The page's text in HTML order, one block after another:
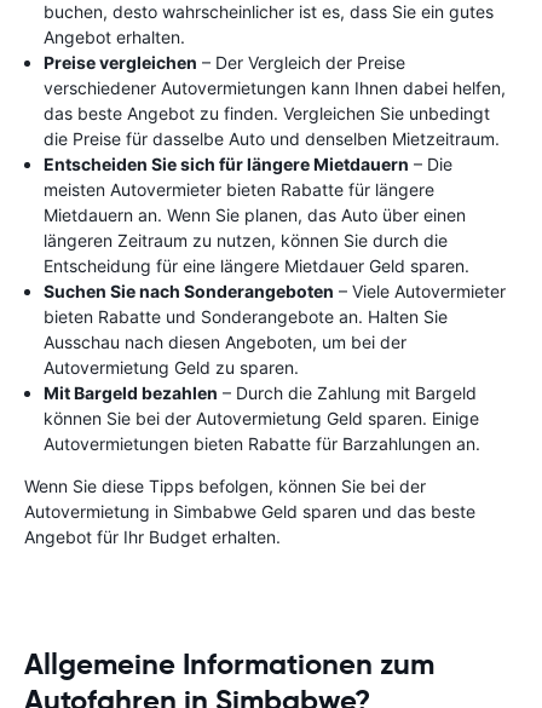
buchen, desto wahrscheinlicher ist es, dass Sie ein gutes
Angebot erhalten.
Preise vergleichen – Der Vergleich der Preise
verschiedener Autovermietungen kann Ihnen dabei helfen,
das beste Angebot zu finden. Vergleichen Sie unbedingt
die Preise für dasselbe Auto und denselben Mietzeitraum.
Entscheiden Sie sich für längere Mietdauern – Die
meisten Autovermieter bieten Rabatte für längere
Mietdauern an. Wenn Sie planen, das Auto über einen
längeren Zeitraum zu nutzen, können Sie durch die
Entscheidung für eine längere Mietdauer Geld sparen.
Suchen Sie nach Sonderangeboten – Viele Autovermieter
bieten Rabatte und Sonderangebote an. Halten Sie
Ausschau nach diesen Angeboten, um bei der
Autovermietung Geld zu sparen.
Mit Bargeld bezahlen – Durch die Zahlung mit Bargeld
können Sie bei der Autovermietung Geld sparen. Einige
Autovermietungen bieten Rabatte für Barzahlungen an.
Wenn Sie diese Tipps befolgen, können Sie bei der
Autovermietung in Simbabwe Geld sparen und das beste
Angebot für Ihr Budget erhalten.
Allgemeine Informationen zum
Autofahren in Simbabwe?